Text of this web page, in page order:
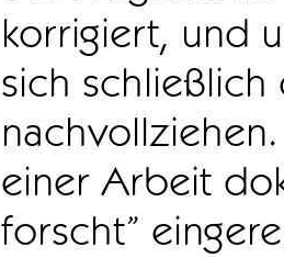
korrigiert, und
sich
einer Arbeit
forscht”